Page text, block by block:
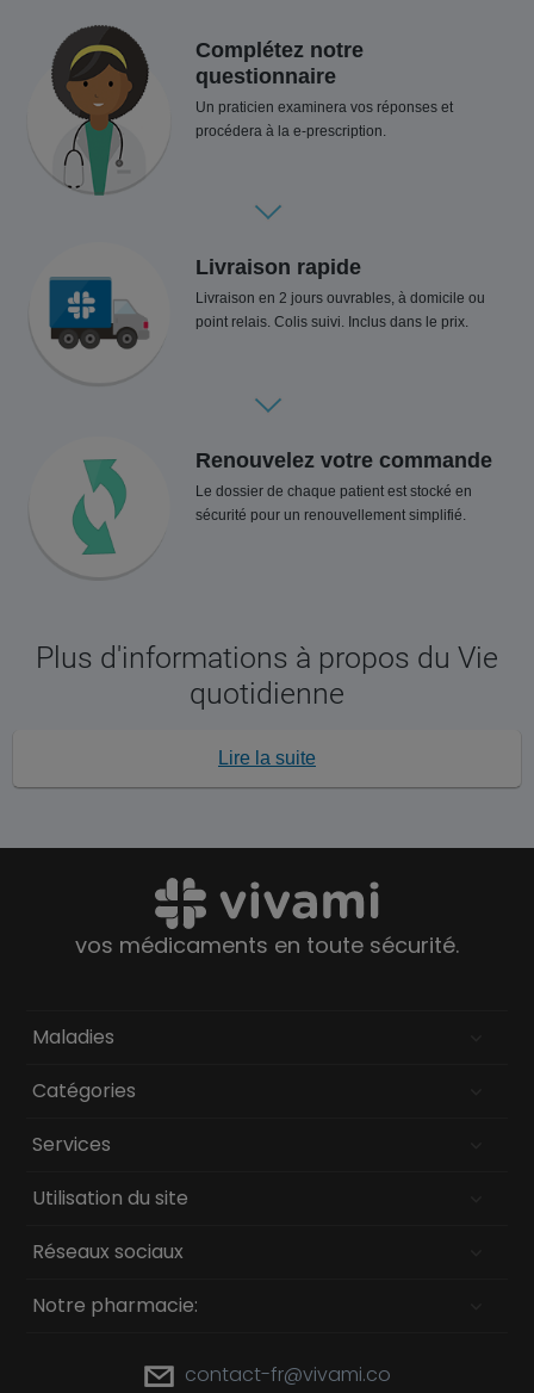
Complétez notre
questionnaire
Un praticien examinera vos réponses et
procédera à la e-prescription.
Livraison rapide
Livraison en 2 jours ouvrables, à domicile ou
point relais. Colis suivi. Inclus dans le prix.
Renouvelez votre commande
Le dossier de chaque patient est stocké en
sécurité pour un renouvellement simplifié.
Plus d'informations à propos du Vie
quotidienne
Lire la suite
vos médicaments en toute sécurité.
Maladies
Catégories
Services
Utilisation du site
Réseaux sociaux
Notre pharmacie:
contact-fr@vivami.co